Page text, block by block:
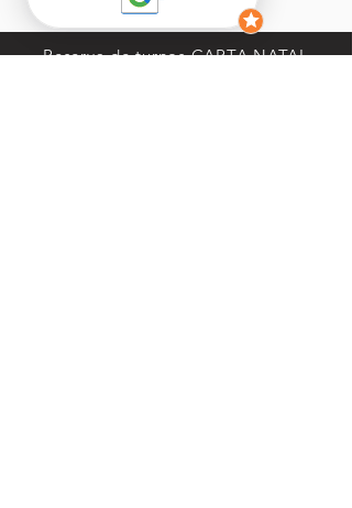
Elisa Bustin Gil
Reserva de turnos CARTA NATAL